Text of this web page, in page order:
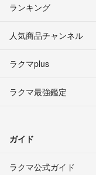
ランキング
人気商品チャンネル
ラクマplus
ラクマ最強鑑定
ガイド
ラクマ公式ガイド